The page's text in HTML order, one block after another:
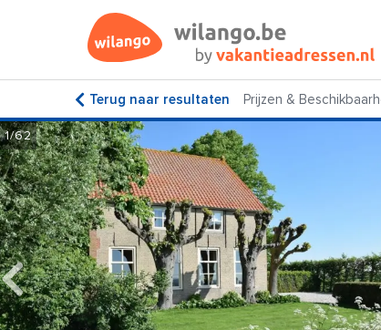
Terug naar resultaten Prijzen &
1/62